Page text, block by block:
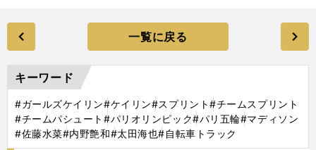
一覧に戻る
キーワード
#ガールズケイリン#ケイリン#スプリント#チームスプリント
#チームパシュート#パリオリンピック#パリ五輪#マディソン
#佐藤水菜#内野艶和#太田海也#自転車トラック